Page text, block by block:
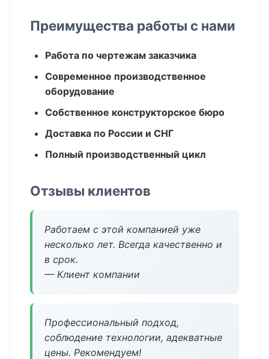
Преимущества работы с нами
Работа по чертежам заказчика
Современное производственное
оборудование
Собственное конструкторское бюро
Доставка по России и СНГ
Полный производственный цикл
Отзывы клиентов
Работаем с этой компанией уже
несколько лет. Всегда качественно и
в срок.
— Клиент компании
Профессиональный подход,
соблюдение технологии, адекватные
цены. Рекомендуем!